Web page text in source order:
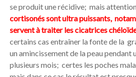
se produit une récidive; mais attention
cortisonés sont ultra puissants,
servent à traiter les cicatrices
certains cas entraîner la fonte de la
un amincissement de la peau pendant
plusieurs mois; certes les poches